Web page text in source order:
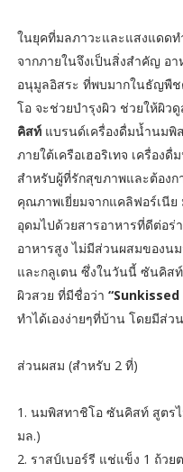
ในยุคที่มลภาวะและแสงแดดท
จากภายในจึงเป็นสิ่งสำคัญ อ
อนุมูลอิสระ ที่พบมากในธัญพืช
โอ จะช่วยบำรุงผิว ช่วยให้ผิว
คิสท์แบรนด์เครื่องดื่มน้ำนม
ภายใต้เครือเฮอริเทจ เครื่อง
สำหรับผู้ที่รักสุขภาพและต้อง
คุณภาพเยี่ยมจากแคลิฟอร์เนี
อุดมไปด้วยสารอาหารที่ดีต่อร่
อาหารสูง ไม่มีส่วนผสมของน
และกลูเตน ซึ่งในวันนี้ ซันคิส
ผิวสวย ที่มีชื่อว่า
ทำได้เองง่ายๆที่บ้าน โดยมีส่
ส่วนผสม (สำหรับ 2 ที่)
1. นมพิสทาชิโอ ซันคิสท์ สูตร
มล.)
2. ราสป์เบอร์รี แช่แข็ง 1 ถ้วย